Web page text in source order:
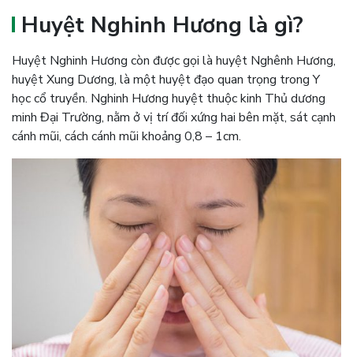
Huyệt Nghinh Hương là gì?
Huyệt Nghinh Hương còn được gọi là huyệt Nghênh Hương,
huyệt Xung Dương, là một huyệt đạo quan trọng trong Y
học cổ truyền. Nghinh Hương huyệt thuộc kinh Thủ dương
minh Đại Trường, nằm ở vị trí đối xứng hai bên mặt, sát cạnh
cánh mũi, cách cánh mũi khoảng 0,8 – 1cm.